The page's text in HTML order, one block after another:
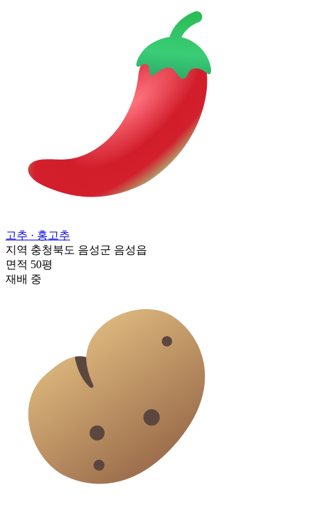
고추 · 홍고추
지역 충청북도 음성군 음성읍
면적 50평
재배 중